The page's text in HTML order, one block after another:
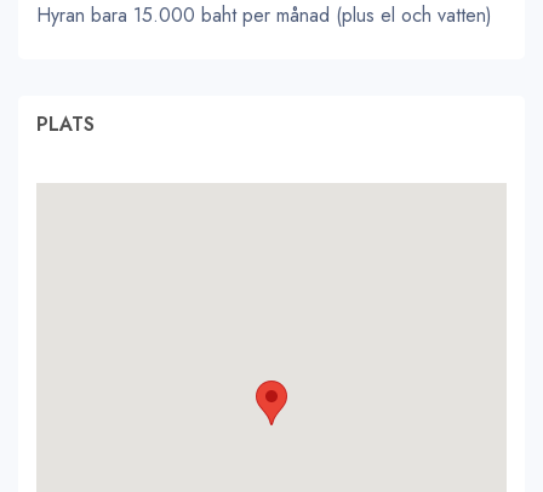
Hyran bara 15.000 baht per månad (plus el och vatten)
PLATS